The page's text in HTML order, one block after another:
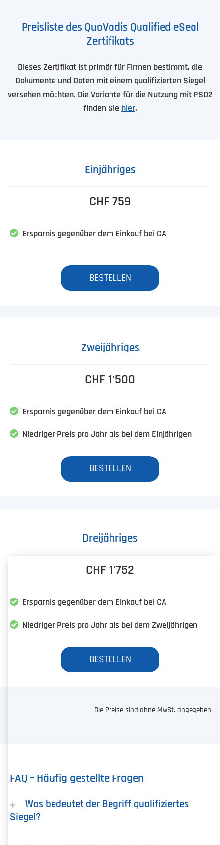
Preisliste des QuoVadis Qualified eSeal
Zertifikats
Dieses Zertifikat ist primär für Firmen bestimmt, die
Dokumente und Daten mit einem qualifizierten Siegel
versehen möchten. Die Variante für die Nutzung mit PSD2
finden Sie hier.
Einjähriges
CHF 759
Ersparnis gegenüber dem Einkauf bei CA
BESTELLEN
Zweijähriges
CHF 1'500
Ersparnis gegenüber dem Einkauf bei CA
Niedriger Preis pro Jahr als bei dem Einjährigen
BESTELLEN
Dreijähriges
CHF 1'752
Ersparnis gegenüber dem Einkauf bei CA
Niedriger Preis pro Jahr als bei dem Zweijährigen
BESTELLEN
Die Preise sind ohne MwSt. angegeben.
FAQ – Häufig gestellte Fragen
Was bedeutet der Begriff qualifiziertes
Siegel?